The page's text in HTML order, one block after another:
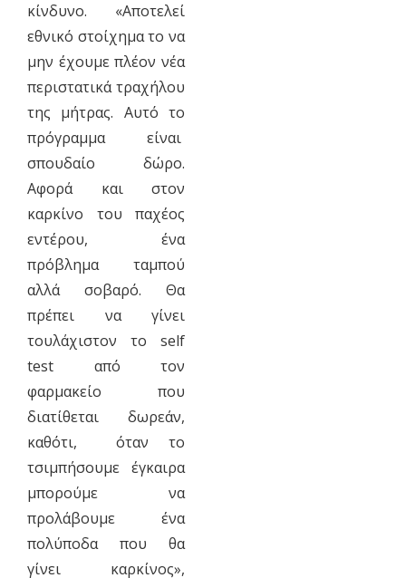
κίνδυνο. «Αποτελεί
εθνικό στοίχημα το να
μην έχουμε πλέον νέα
περιστατικά τραχήλου
της μήτρας. Αυτό το
πρόγραμμα είναι
σπουδαίο δώρο.
Αφορά και στον
καρκίνο του παχέος
εντέρου, ένα
πρόβλημα ταμπού
αλλά σοβαρό. Θα
πρέπει να γίνει
τουλάχιστον το self
test από τον
φαρμακείο που
διατίθεται δωρεάν,
καθότι, όταν το
τσιμπήσουμε έγκαιρα
μπορούμε να
προλάβουμε ένα
πολύποδα που θα
γίνει καρκίνος»,